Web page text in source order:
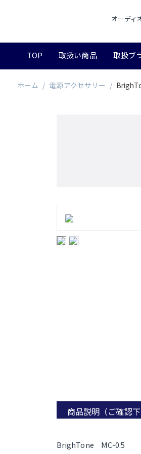
オーディ
TOP 取扱い商品 取扱ブ
ホーム / 電源アクセサリー /
商品説明（ご確認下
BrighTone MC-0.5